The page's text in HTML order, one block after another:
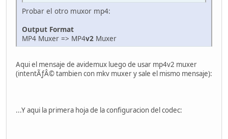
Probar el otro muxor mp4:
Output Format
MP4 Muxer => MP4v2 Muxer
Aqui el mensaje de avidemux luego de usar mp4v2 muxer
(intentÃƒÂ© tambien con mkv muxer y sale el mismo mensaje):
...Y aqui la primera hoja de la configuracion del codec: